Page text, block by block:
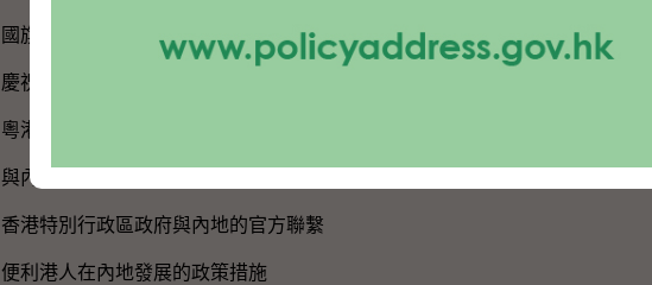
國旗、國徽、國歌
慶祝中國共產黨成立105周年
粵港澳大灣區建設
與內地區域合作
香港特別行政區政府與內地的官方聯繫
便利港人在內地發展的政策措施